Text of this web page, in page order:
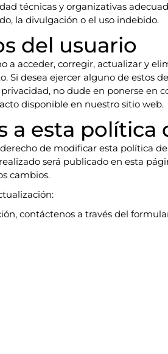
técnicas y organizativas
la divulgación o el uso indebido.
del usuario
a acceder, corregir, actualizar y
Si desea ejercer alguno de estos
no dude en ponerse en
disponible en nuestro sitio web.
a esta política
derecho de modificar esta política
será publicado en esta
cambios.
contáctenos a través del